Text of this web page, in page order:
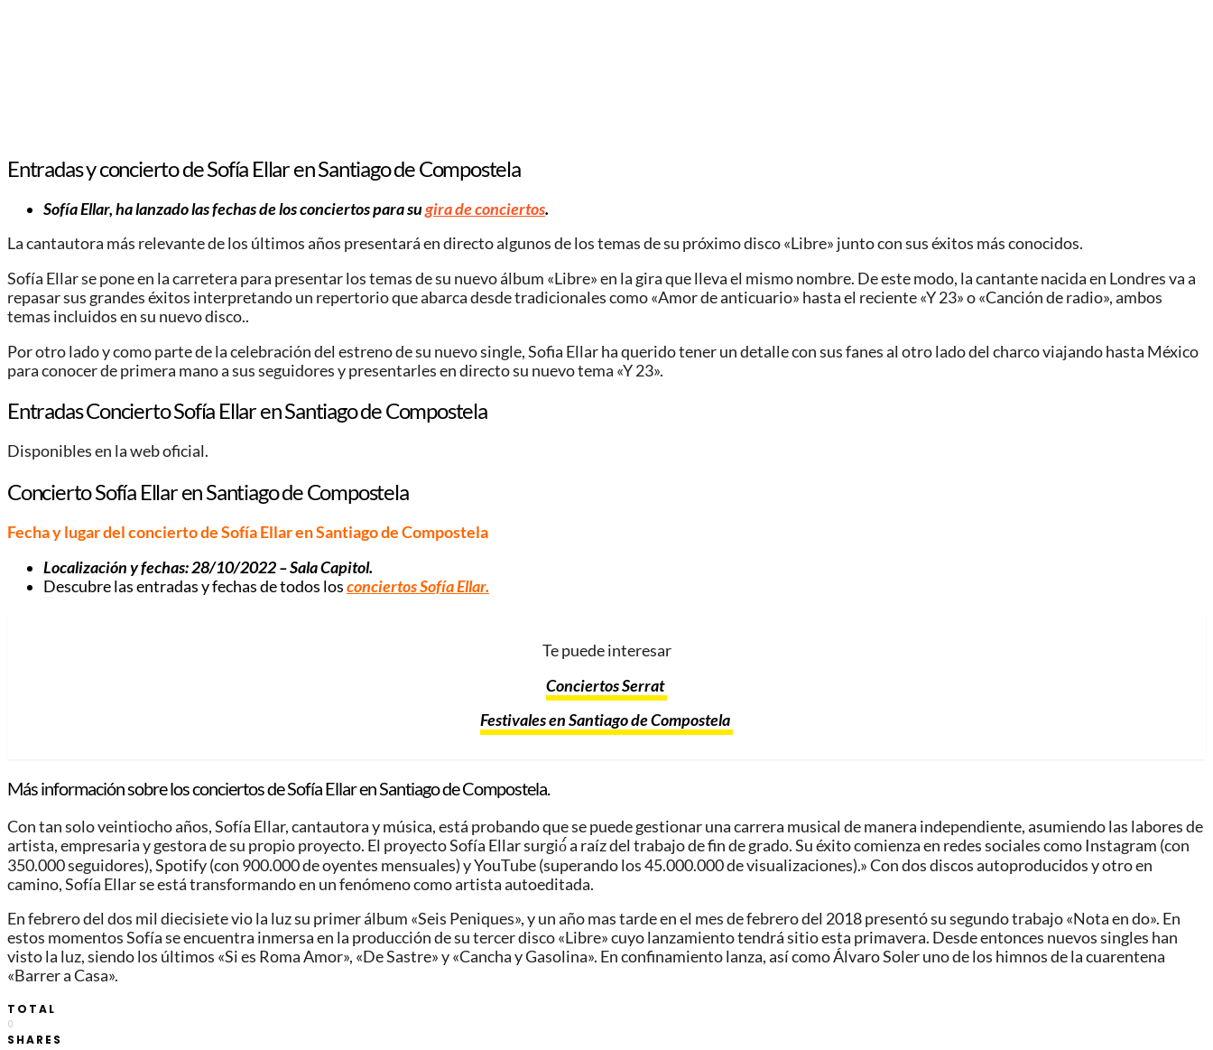
Entradas y concierto de Sofía Ellar en Santiago de Compostela
Sofía Ellar, ha lanzado las fechas de los conciertos para sugira de conciertos.
La cantautora más relevante de los últimos años presentará en directo algunos de los temas de su próximo disco «Libre» junto con sus éxitos más conocidos.
Sofía Ellar se pone en la carretera para presentar los temas de su nuevo álbum «Libre» en la gira que lleva el mismo nombre. De este modo, la cantante nacida en Londres va a
repasar sus grandes éxitos interpretando un repertorio que abarca desde tradicionales como «Amor de anticuario» hasta el reciente «Y 23» o «Canción de radio», ambos
temas incluidos en su nuevo disco..
Por otro lado y como parte de la celebración del estreno de su nuevo single, Sofia Ellar ha querido tener un detalle con sus fanes al otro lado del charco viajando hasta México
para conocer de primera mano a sus seguidores y presentarles en directo su nuevo tema «Y 23».
Entradas Concierto Sofía Ellar en Santiago de Compostela
Disponibles en la web oficial.
Concierto Sofía Ellar en Santiago de Compostela
Fecha y lugar del concierto de Sofía Ellar en Santiago de Compostela
Localización y fechas:28/10/2022 – Sala Capitol.
Descubre las entradas y fechas de todos losconciertos Sofía Ellar.
Te puede interesar
Conciertos Serrat
Festivales en Santiago de Compostela
Más información sobre los conciertos de Sofía Ellar en Santiago de Compostela.
Con tan solo veintiocho años, Sofía Ellar, cantautora y música, está probando que se puede gestionar una carrera musical de manera independiente, asumiendo las labores de
artista, empresaria y gestora de su propio proyecto. El proyecto Sofía Ellar surgió́ a raíz del trabajo de fin de grado. Su éxito comienza en redes sociales como Instagram (con
350.000 seguidores), Spotify (con 900.000 de oyentes mensuales) y YouTube (superando los 45.000.000 de visualizaciones).» Con dos discos autoproducidos y otro en
camino, Sofía Ellar se está transformando en un fenómeno como artista autoeditada.
En febrero del dos mil diecisiete vio la luz su primer álbum «Seis Peniques», y un año mas tarde en el mes de febrero del 2018 presentó su segundo trabajo «Nota en do». En
estos momentos Sofía se encuentra inmersa en la producción de su tercer disco «Libre» cuyo lanzamiento tendrá sitio esta primavera. Desde entonces nuevos singles han
visto la luz, siendo los últimos «Si es Roma Amor», «De Sastre» y «Cancha y Gasolina». En confinamiento lanza, así como Álvaro Soler uno de los himnos de la cuarentena
«Barrer a Casa».
TOTAL
0
SHARES